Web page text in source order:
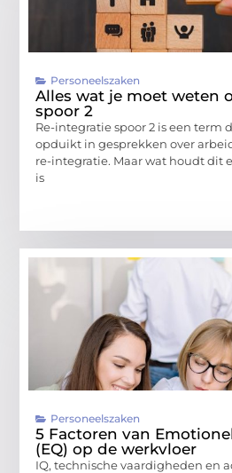
Personeelszaken
Alles wat je moet weten
spoor 2
Re-integratie spoor 2 is een term
opduikt in gesprekken over
re-integratie. Maar wat houdt dit
is
Personeelszaken
5 Factoren van
(EQ) op de werkvloer
IQ, technische vaardigheden en